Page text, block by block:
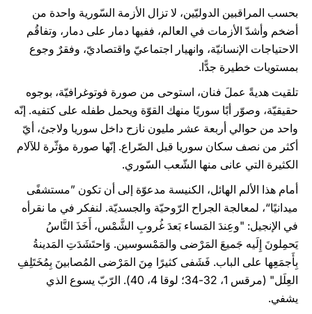
بحسب المراقبين الدوليّين، لا تزال الأزمة السّورية واحدة من
أضخم وأشدّ الأزمات في العالم، ففيها دمار على دمار، وتفاقُم
الاحتياجات الإنسانيّة، وانهيار اجتماعيّ واقتصاديّ، وفقرٌ وجوع
بمستويات خطيرة جدًّا.
تلقيت هديةً عملَ فنان، استوحى من صورة فوتوغرافيّة، بوجوه
حقيقيّة، وصوّر أبًا سوريًا منهك القوّة ويحمل طفله على كتفيه. إنّه
واحد من حوالي أربعة عشر مليون نازح داخل سوريا ولاجئ، أيّ
أكثر من نصف سكان سوريا قبل الصّراع. إنّها صورة مؤثّرة للآلام
الكثيرة التي عانى منها الشّعب السّوري.
أمام هذا الألم الهائل، الكنيسة مدعوّة إلى أن تكون ”مستشفًى
ميدانيًا“، لمعالجة الجراح الرّوحيّة والجسديّة. لنفكر في ما نقرأه
في الإنجيل: "وعِندَ المَساء بَعدَ غُروبِ الشَّمْس، أَخَذَ النَّاسُ
يَحمِلونَ إِلَيه جَميعَ المَرْضى والمَمْسوسين. وَاحتَشَدَتِ المَدينةُ
بِأَجمَعِها على الباب. فَشَفى كثيرًا مِنَ المَرْضى المُصابينَ بِمُخَتَلِفِ
العِلَل" (مرقس 1، 32-34؛ لوقا 4، 40). الرّبّ يسوع الذي
يشفي.